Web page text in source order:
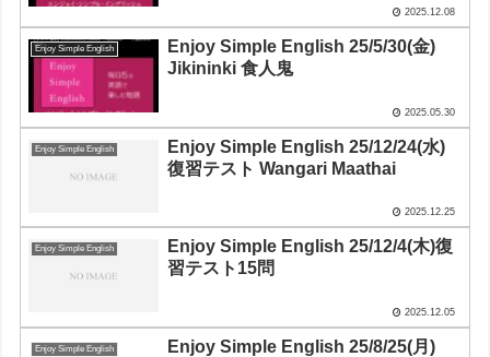
2025.12.08
Enjoy Simple English
Enjoy Simple English 25/5/30(金)
Jikininki 食人鬼
2025.05.30
Enjoy Simple English
Enjoy Simple English 25/12/24(水)
復習テスト Wangari Maathai
2025.12.25
Enjoy Simple English
Enjoy Simple English 25/12/4(木)復
習テスト15問
2025.12.05
Enjoy Simple English
Enjoy Simple English 25/8/25(月)